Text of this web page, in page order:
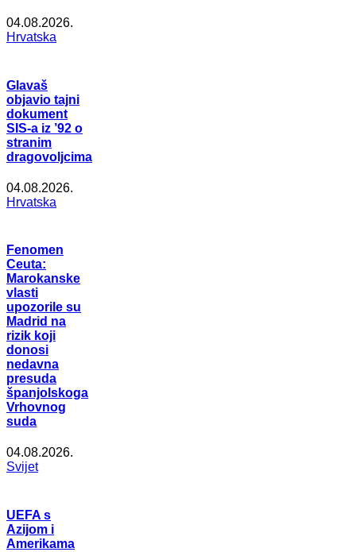
04.08.2026.
Hrvatska
Glavaš
objavio tajni
dokument
SIS-a iz ’92 o
stranim
dragovoljcima
04.08.2026.
Hrvatska
Fenomen
Ceuta:
Marokanske
vlasti
upozorile su
Madrid na
rizik koji
donosi
nedavna
presuda
španjolskoga
Vrhovnog
suda
04.08.2026.
Svijet
UEFA s
Azijom i
Amerikama